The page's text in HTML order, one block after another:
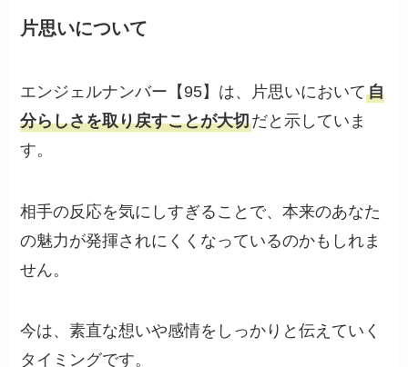
片思いについて
エンジェルナンバー【95】は、片思いにおいて自
分らしさを取り戻すことが大切だと示していま
す。
相手の反応を気にしすぎることで、本来のあなた
の魅力が発揮されにくくなっているのかもしれま
せん。
今は、素直な想いや感情をしっかりと伝えていく
タイミングです。